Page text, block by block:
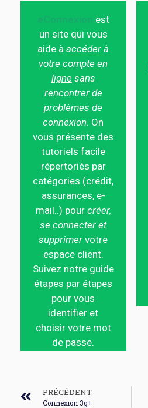
est
un site qui vous
aide àaccéder à
votre compte en
ligne sans
rencontrer de
problèmes de
connexion. On
vous présente des
tutoriels facile
répertoriés par
catégories (crédit,
assurances, e-
mail..) pour créer,
se connecter et
supprimer votre
espace client.
Suivez notre guide
étapes par étapes
pour vous
identifier et
choisir votre mot
de passe.
PRÉCÉDENT
Connexion 3g+